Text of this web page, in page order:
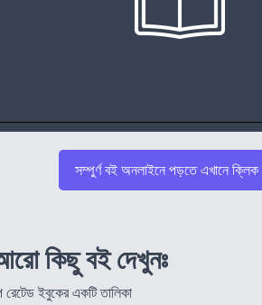
সম্পুর্ণ বই অনলাইনে পড়তে এখানে
কিছু বই দেখুনঃ
ইবুকের একটি তালিকা